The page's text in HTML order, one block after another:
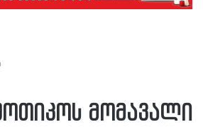
მომავალი